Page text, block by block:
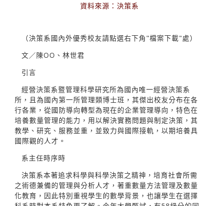
資料來源：決策系
（決策系國內外優秀校友請點選右下角"檔案下載"處）
文／陳OO、林世君
引言
經營決策系暨管理科學研究所為國內唯一經營決策系
所，且為國內第一所管理類博士班，其傑出校友分布在各
行各業，從國防導向轉型為現在的企業管理導向，特色在
培養數量管理的能力，用以解決實務問題與制定決策，其
教學、研究、服務並重，並致力與國際接軌，以期培養具
國際觀的人才。
系主任時序時
決策系本著追求科學與科學決策之精神，培育社會所需
之術德兼備的管理與分析人才，著重數量方法管理及數量
化教育，因此特別重視學生的數學背景，也讓學生在選擇